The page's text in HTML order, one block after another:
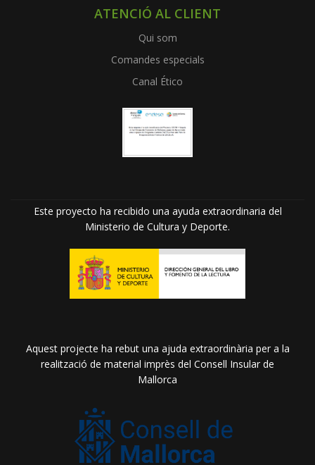
ATENCIÓ AL CLIENT
Qui som
Comandes especials
Canal Ético
Este proyecto ha recibido una ayuda extraordinaria del
Ministerio de Cultura y Deporte.
Aquest projecte ha rebut una ajuda extraordinària per a la
realització de material imprès del Consell Insular de
Mallorca